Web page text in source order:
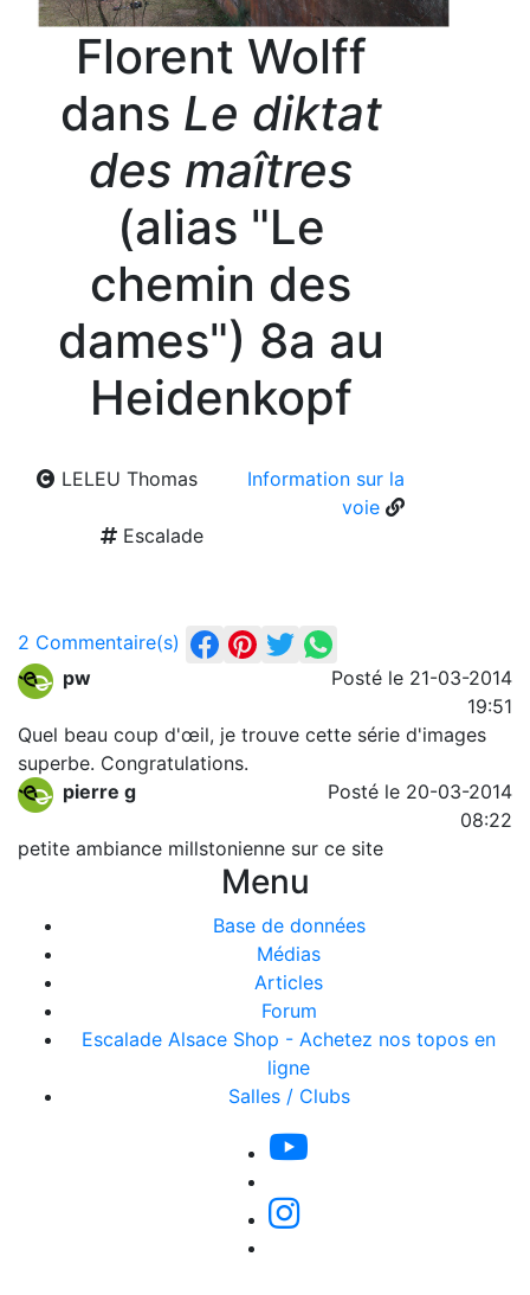
Florent Wolff
dans Le diktat
des maîtres
(alias "Le
chemin des
dames") 8a au
Heidenkopf
LELEU Thomas
Information sur la
voie
Escalade
2 Commentaire(s)
pw
Posté le 21-03-2014
19:51
Quel beau coup d'œil, je trouve cette série d'images
superbe. Congratulations.
pierre g
Posté le 20-03-2014
08:22
petite ambiance millstonienne sur ce site
Menu
Base de données
Médias
Articles
Forum
Escalade Alsace Shop - Achetez nos topos en
ligne
Salles / Clubs